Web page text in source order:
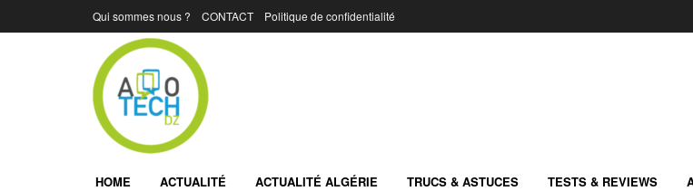
Qui sommes nous ? CONTACT Politique de confidentialité
HOME ACTUALITÉ ACTUALITÉ ALGÉRIE TRUCS & ASTUCES TESTS & REVIEWS